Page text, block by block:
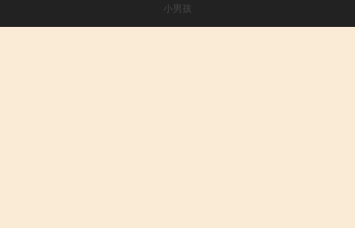
小男孩